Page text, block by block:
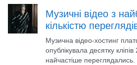
Музичні відео з
кількістю
Музична відео-хостинг
опублікувала десятку
найчастіше переглядались.